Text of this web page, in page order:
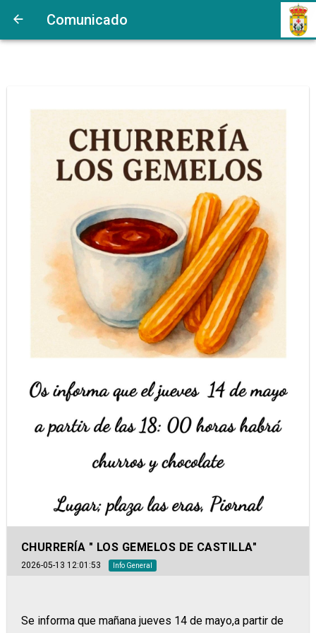
Comunicado
CHURRERÍA " LOS GEMELOS DE CASTILLA"
2026-05-13 12:01:53 Info General
Se informa que mañana jueves 14 de mayo,a partir de